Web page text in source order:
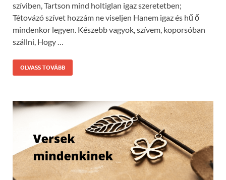
szíviben, Tartson mind holtiglan igaz szeretetben;
Tétovázó szívet hozzám ne viseljen Hanem igaz és hű ő
mindenkor legyen. Készebb vagyok, szívem, koporsóban
szállni, Hogy …
OLVASS TOVÁBB